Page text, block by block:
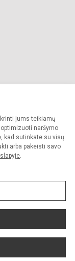
jums teikiamų
naršymo
kad sutinkate su visų
arba pakeisti savo
.
saugomos.
griežtai draudžiama.